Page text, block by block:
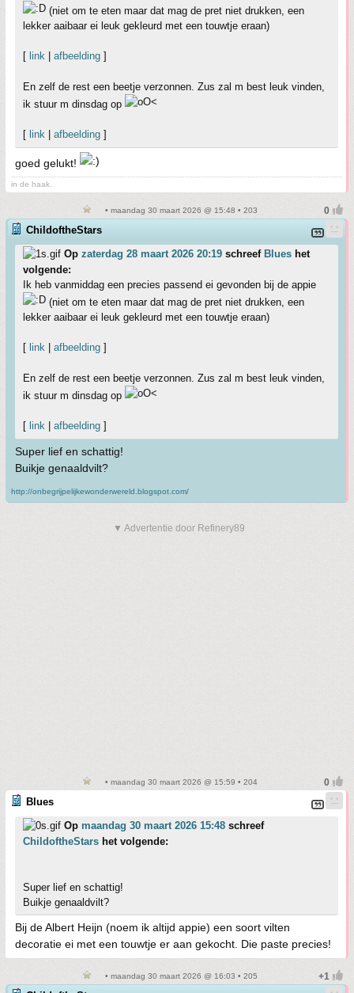
(niet om te eten maar dat mag de pret niet drukken, een
lekker aaibaar ei leuk gekleurd met een touwtje eraan)
[ link afbeelding ]
En zelf de rest een beetje verzonnen. Zus zal m best leuk vinden,
ik stuur m dinsdag op
[ link afbeelding ]
goed gelukt!
in de haak.
• maandag 30 maart 2026 @ 15:48 • 203
ChildoftheStars
Op zaterdag 28 maart 2026 20:19 schreef Blues het
volgende:
Ik heb vanmiddag een precies passend ei gevonden bij de appie
(niet om te eten maar dat mag de pret niet drukken, een
lekker aaibaar ei leuk gekleurd met een touwtje eraan)
[ link afbeelding ]
En zelf de rest een beetje verzonnen. Zus zal m best leuk vinden,
ik stuur m dinsdag op
[ link afbeelding ]
Super lief en schattig!
Buikje genaaldvilt?
http://onbegrijpelijkewonderwereld.blogspot.com/
▼ Advertentie door Refinery89
• maandag 30 maart 2026 @ 15:59 • 204
Blues
Op maandag 30 maart 2026 15:48 schreef
ChildoftheStars het volgende:
Super lief en schattig!
Buikje genaaldvilt?
Bij de Albert Heijn (noem ik altijd appie) een soort vilten
decoratie ei met een touwtje er aan gekocht. Die paste precies!
• maandag 30 maart 2026 @ 16:03 • 205